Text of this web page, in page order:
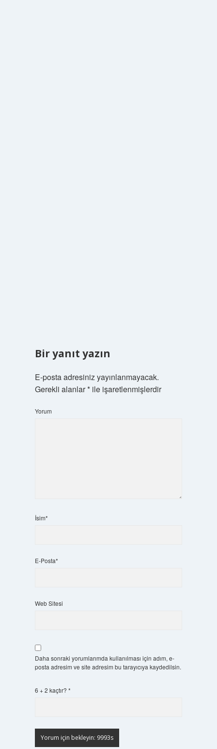
Bir yanıt yazın
E-posta adresiniz yayınlanmayacak.
Gerekli alanlar*ile işaretlenmişlerdir
Yorum
İsim*
E-Posta*
Web Sitesi
Daha sonraki yorumlarımda kullanılması için adım, e-
posta adresim ve site adresim bu tarayıcıya kaydedilsin.
6 + 2 kaçtır? *